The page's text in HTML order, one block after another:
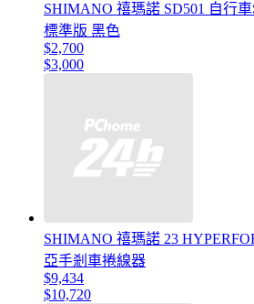
SHIMANO 禧瑪諾 SD501 自行
標準版 黑色
$2,700
$3,000
SHIMANO 禧瑪諾 23
亞手剎車捲線器
$9,434
$10,720